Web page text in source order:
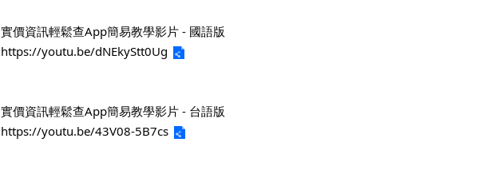
		實價資訊輕鬆查App簡易教學影片 - 國語版
https://youtu.be/dNEkyStt0Ug
		實價資訊輕鬆查App簡易教學影片 - 台語版
https://youtu.be/43V08-5B7cs